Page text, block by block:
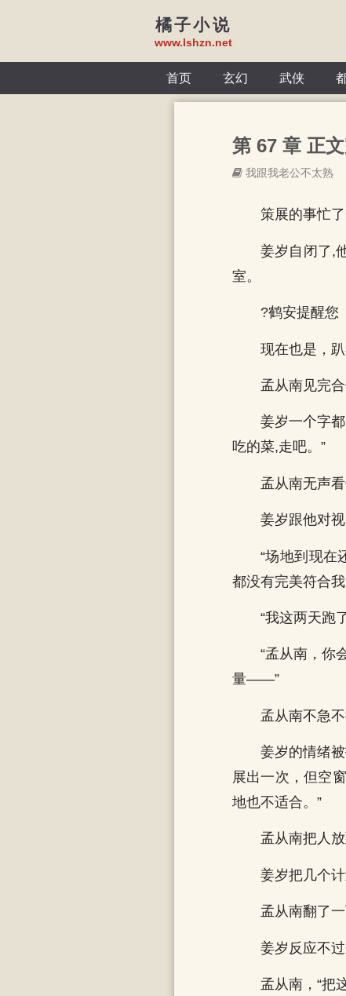
橘子小说
www.lshzn.net
首页 玄幻 武侠
第 67 章 正文
我跟我老公不太熟
策展的事忙了
姜岁自闭了,
室。
?鹤安提醒您
现在也是，
孟从南见完
姜岁一个字
吃的菜,走吧。”
孟从南无声
姜岁跟他对
“场地到现在
都没有完美符合
“我这两天跑
“孟从南，你
量——”
孟从南不急
姜岁的情绪
展出一次，但空
地也不适合。”
孟从南把人
姜岁把几个
孟从南翻了
姜岁反应不
孟从南，“把